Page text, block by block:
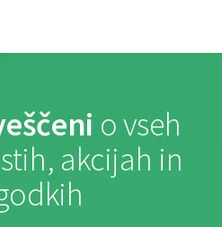
o vseh
akcijah in